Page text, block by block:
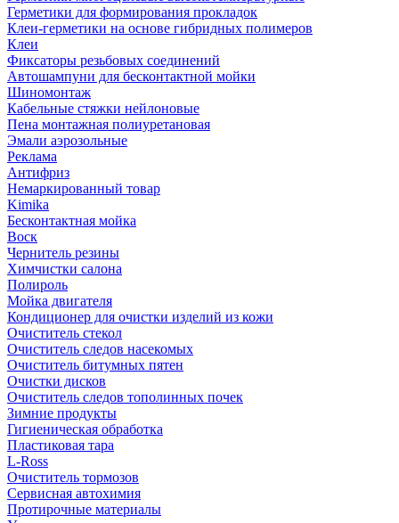
Герметики для формирования прокладок
Клеи-герметики на основе гибридных полимеров
Клеи
Фиксаторы резьбовых соединений
Автошампуни для бесконтактной мойки
Шиномонтаж
Кабельные стяжки нейлоновые
Пена монтажная полиуретановая
Эмали аэрозольные
Реклама
Антифриз
Немаркированный товар
Kimika
Бесконтактная мойка
Воск
Чернитель резины
Химчистки салона
Полироль
Мойка двигателя
Кондиционер для очистки изделий из кожи
Очиститель стекол
Очиститель следов насекомых
Очиститель битумных пятен
Очистки дисков
Очиститель следов тополинных почек
Зимние продукты
Гигиеническая обработка
Пластиковая тара
L-Ross
Очиститель тормозов
Сервисная автохимия
Протирочные материалы